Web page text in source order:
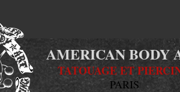
AMERICAN BODY
TATOUAGE ET
PARIS